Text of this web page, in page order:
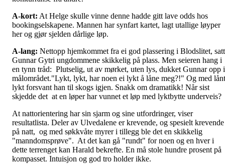
A-kort: At Helge skulle vinne denne hadde gitt lave odds hos
bookingselskapene. Mannen har synfart kartet, lagt utallige løyper
her og gjør sjelden dårlige løp.
A-lang: Nettopp hjemkommet fra ei god plassering i Blodslitet,
Gunnar Gytri ungdommene skikkelig på plass. Men seieren hang i
en tynn tråd: Plutselig, ut av mørket, uten lys, dukket Gunnar opp i
målområdet."Lykt, lykt, har noen ei lykt å låne meg?!" Og med lånt
lykt forsvant han til skogs igjen. Snakk om dramatikk! Når sist
skjedde det at en løper har vunnet et løp med lyktbytte underveis?
At nattorientering har sin sjarm og sine utfordringer, viser
resultatlista. Deler av Ulvedalene er krevende, og spesielt krevende
på natt, og med søkkvåte myrer i tillegg ble det en skikkelig
"manndomsprøve". At det kan gå "rundt" for noen og en hver i
dette terrenget kan Harald bekrefte. En må stole hundre prosent på
kompasset. Intuisjon og god tro holder ikke.